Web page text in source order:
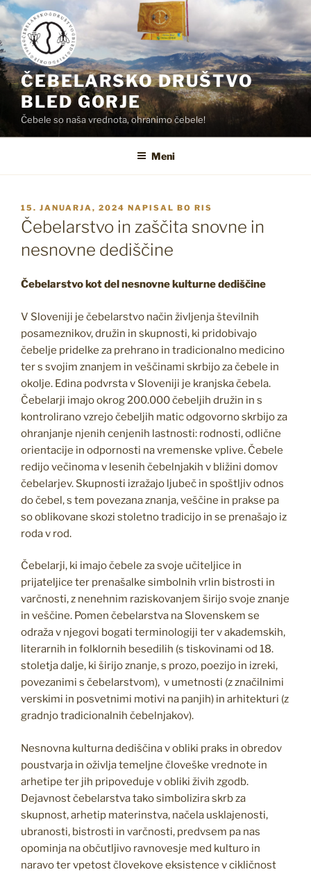
Skoči
na
vsebino
ČEBELARSKO DRUŠTVO
BLED GORJE
Čebele so naša vrednota, ohranimo čebele!
Meni
OBJAVLJENO
DNE
15. JANUARJA, 2024 NAPISAL BO RIS
Čebelarstvo in zaščita snovne in
nesnovne dediščine
Čebelarstvo kot del nesnovne kulturne dediščine
V Sloveniji je čebelarstvo način življenja številnih
posameznikov, družin in skupnosti, ki pridobivajo
čebelje pridelke za prehrano in tradicionalno medicino
ter s svojim znanjem in veščinami skrbijo za čebele in
okolje. Edina podvrsta v Sloveniji je kranjska čebela.
Čebelarji imajo okrog 200.000 čebeljih družin in s
kontrolirano vzrejo čebeljih matic odgovorno skrbijo za
ohranjanje njenih cenjenih lastnosti: rodnosti, odlične
orientacije in odpornosti na vremenske vplive. Čebele
redijo večinoma v lesenih čebelnjakih v bližini domov
čebelarjev. Skupnosti izražajo ljubeč in spoštljiv odnos
do čebel, s tem povezana znanja, veščine in prakse pa
so oblikovane skozi stoletno tradicijo in se prenašajo iz
roda v rod.
Čebelarji, ki imajo čebele za svoje učiteljice in
prijateljice ter prenašalke simbolnih vrlin bistrosti in
varčnosti, z nenehnim raziskovanjem širijo svoje znanje
in veščine. Pomen čebelarstva na Slovenskem se
odraža v njegovi bogati terminologiji ter v akademskih,
literarnih in folklornih besedilih (s tiskovinami od 18.
stoletja dalje, ki širijo znanje, s prozo, poezijo in izreki,
povezanimi s čebelarstvom), v umetnosti (z značilnimi
verskimi in posvetnimi motivi na panjih) in arhitekturi (z
gradnjo tradicionalnih čebelnjakov).
Nesnovna kulturna dediščina v obliki praks in obredov
poustvarja in oživlja temeljne človeške vrednote in
arhetipe ter jih pripoveduje v obliki živih zgodb.
Dejavnost čebelarstva tako simbolizira skrb za
skupnost, arhetip materinstva, načela usklajenosti,
ubranosti, bistrosti in varčnosti, predvsem pa nas
opominja na občutljivo ravnovesje med kulturo in
naravo ter vpetost človekove eksistence v cikličnost